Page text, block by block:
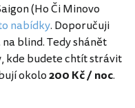
(Ho Či Minovo
nabídky. Doporučuji
blind. Tedy shánět
kde budete chtít strávit
okolo200 Kč / noc.